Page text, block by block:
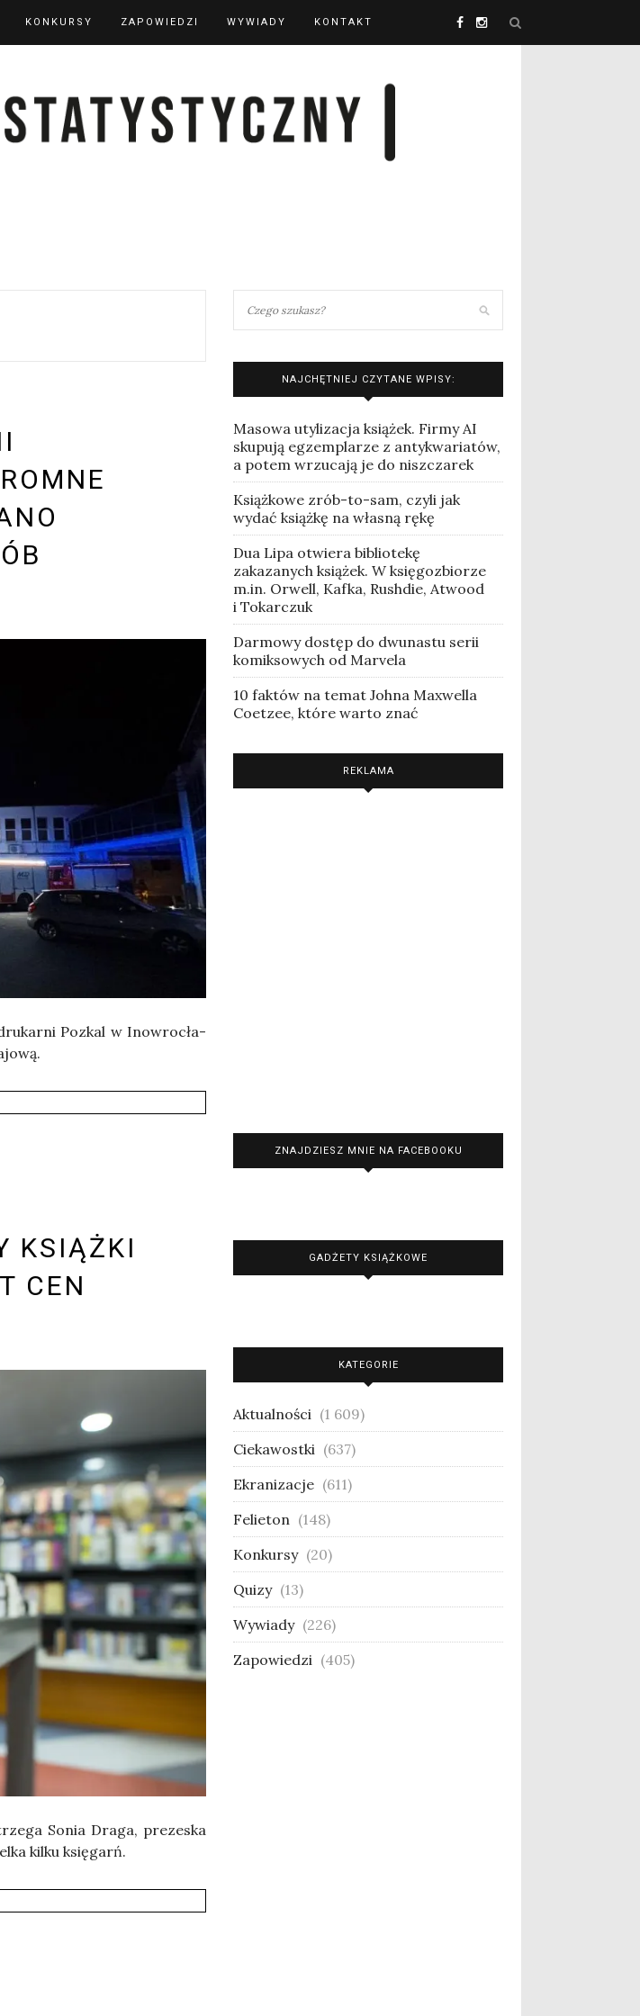
KONKURSY ZAPOWIEDZI WYWIADY KONTAKT
Pozkal w Ino­wro­cła­
KSIĄŻKI
CEN
Sonia Dra­ga, pre­ze­ska
kil­ku księ­garń.
NAJCHĘTNIEJ CZYTANE WPISY:
Masowa utylizacja książek. Firmy AI
skupują egzemplarze z antykwariatów,
a potem wrzucają je do niszczarek
Książkowe zrób-to-sam, czyli jak
wydać książkę na własną rękę
Dua Lipa otwiera bibliotekę
zakazanych książek. W księgozbiorze
m.in. Orwell, Kafka, Rushdie, Atwood
i Tokarczuk
Darmowy dostęp do dwunastu serii
komiksowych od Marvela
10 faktów na temat Johna Maxwella
Coetzee, które warto znać
REKLAMA
ZNAJDZIESZ MNIE NA FACEBOOKU
GADŻETY KSIĄŻKOWE
KATEGORIE
Aktualności (1 609)
Ciekawostki (637)
Ekranizacje (611)
Felieton (148)
Konkursy (20)
Quizy (13)
Wywiady (226)
Zapowiedzi (405)